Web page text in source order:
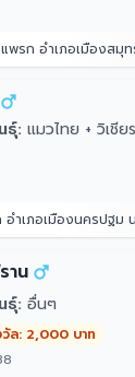
รก อำเภอเมืองสมุทร
ธุ์: แมวไทย + วิเชีย
อำเภอเมืองนครปฐม
าน
ธุ์: อื่นๆ
วัล: 2,000 บาท